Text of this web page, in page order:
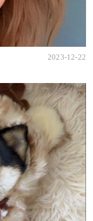
2023-12-22